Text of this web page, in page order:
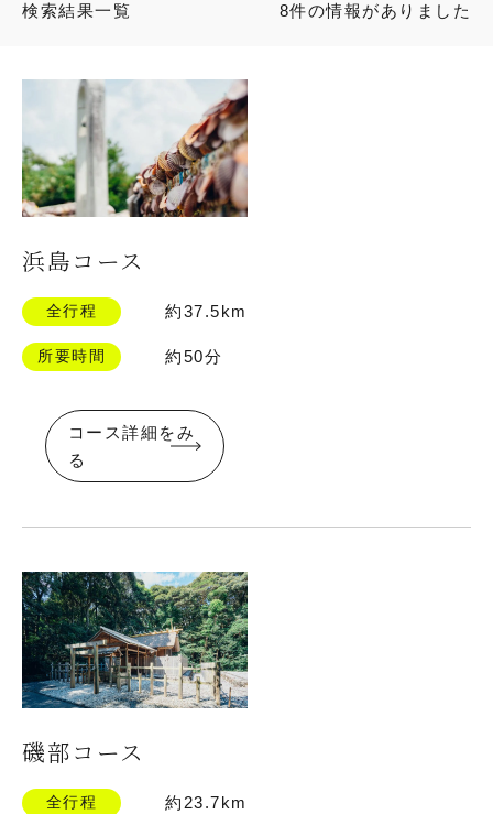
検索結果一覧 8件の情報がありました
浜島コース
全行程 約37.5km
所要時間 約50分
コース詳細をみ
る
磯部コース
全行程 約23.7km